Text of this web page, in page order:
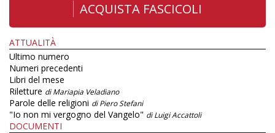
ACQUISTA FASCICOLI
ATTUALITÀ
Ultimo numero
Numeri precedenti
Libri del mese
Riletture di Mariapia Veladiano
Parole delle religioni di Piero Stefani
"Io non mi vergogno del Vangelo" di Luigi Accattoli
DOCUMENTI